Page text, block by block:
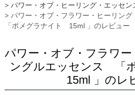
パワー・オブ・ヒーリング・エッセン
パワー・オブ・フラワー・ヒーリン
「ポメグラナイト 15ml 」のレビュー
パワー・オブ・フラワ
ングルエッセンス 「
15ml 」のレ